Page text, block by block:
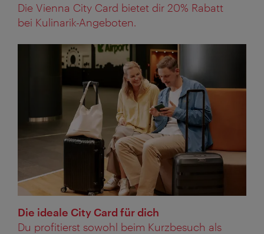
Die Vienna City Card bietet dir 20% Rabatt
bei Kulinarik-Angeboten.
Die ideale City Card für dich
Du profitierst sowohl beim Kurzbesuch als